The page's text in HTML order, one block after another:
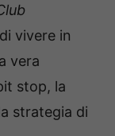
vivere in
vera
stop, la
strategia di